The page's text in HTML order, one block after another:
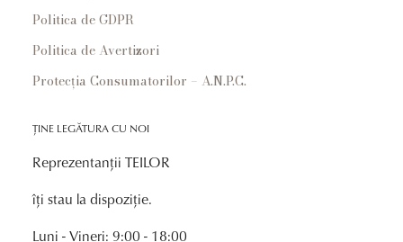
Politica de GDPR
Politica de Avertizori
Protecția Consumatorilor – A.N.P.C.
ȚINE LEGĂTURA CU NOI
Reprezentanții TEILOR
îți stau la dispoziție.
Luni - Vineri: 9:00 - 18:00